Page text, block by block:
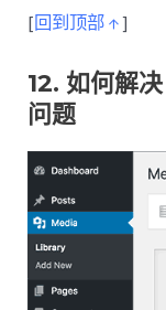
[回到顶部 ↑]
12. 如何解
问题